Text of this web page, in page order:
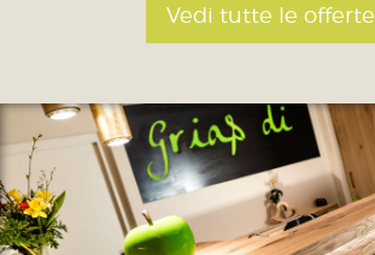
Vedi tutte le offerte